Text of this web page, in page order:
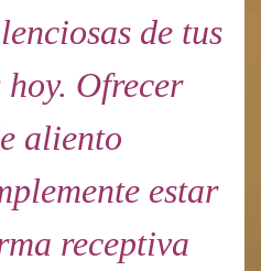
de tus
hoy. Ofrecer
aliento
estar
receptiva